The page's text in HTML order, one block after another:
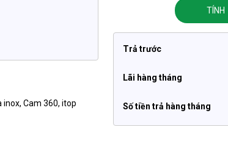
inox, Cam 360, itop
TÍNH
Trả trước
Lãi hàng tháng
Số tiền trả hàng tháng